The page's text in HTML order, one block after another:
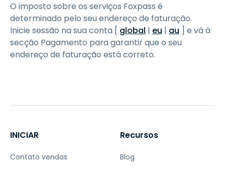
O imposto sobre os serviços Foxpass é
determinado pelo seu endereço de faturação.
Inicie sessão na sua conta [ global | eu | au ] e vá à
secção Pagamento para garantir que o seu
endereço de faturação está correto.
INICIAR
Contato vendas
Recursos
Blog